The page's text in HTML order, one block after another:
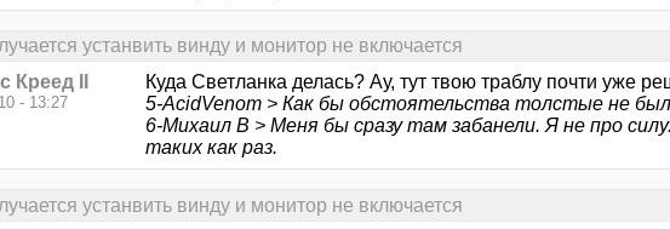
устанвить винду и монитор не включается
Креед II
- 13:27
Куда Светланка делась? Ау, тут твою траблу почти уже
5-AcidVenom > Как бы обстоятельства толстые не
6-Михаил В > Меня бы сразу там забанели. Я не про
таких как раз.
устанвить винду и монитор не включается